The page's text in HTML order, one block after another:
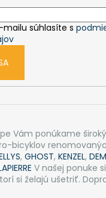
súhlasíte s
Vám ponúkame
bicyklov
, GHOST, KENZEL,
V našej ponuke
si želajú ušetriť.